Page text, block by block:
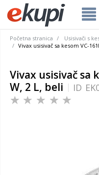
Početna stranica
Usisivači s
Vivax usisivač sa kesom VC-
Vivax usisivač sa
W, 2 L, beli
ID